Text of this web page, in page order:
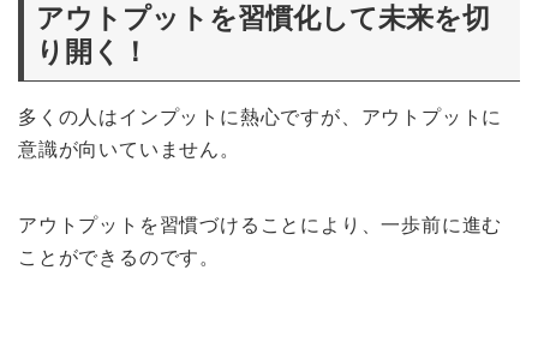
アウトプットを習慣化して未来を切
り開く！
多くの人はインプットに熱心ですが、アウトプットに
意識が向いていません。
アウトプットを習慣づけることにより、一歩前に進む
ことができるのです。